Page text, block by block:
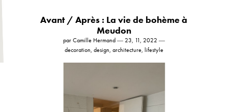
Avant / Après : La vie de bohème à
Meudon
par Camille Hermand ― 23, 11, 2022 ―
decoration, design, architecture, lifestyle